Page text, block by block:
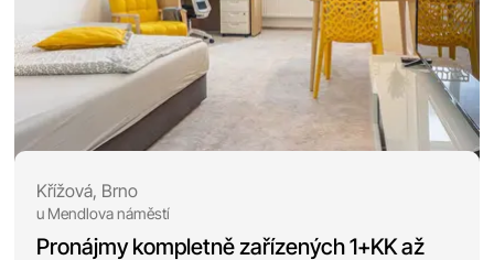
Křížová, Brno
u Mendlova náměstí
Pronájmy kompletně zařízených 1+KK až